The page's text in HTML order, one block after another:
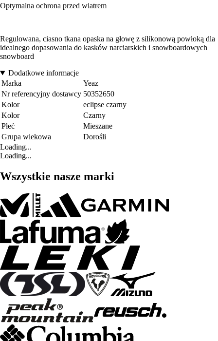
Optymalna ochrona przed wiatrem
Regulowana, ciasno tkana opaska na głowę z silikonową powłoką dla
idealnego dopasowania do kasków narciarskich i snowboardowych
snowboard
Dodatkowe informacje
Marka
Yeaz
Nr referencyjny dostawcy 50352650
Kolor
eclipse czarny
Kolor
Czarny
Płeć
Mieszane
Grupa wiekowa
Dorośli
Loading...
Loading...
Wszystkie nasze marki